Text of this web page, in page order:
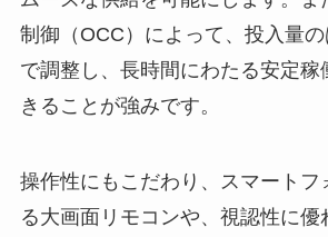
制御（OCC）によって、投入量
で調整し、長時間にわたる安定稼
きることが強みです。
操作性にもこだわり、スマートフ
る大画面リモコンや、視認性に優